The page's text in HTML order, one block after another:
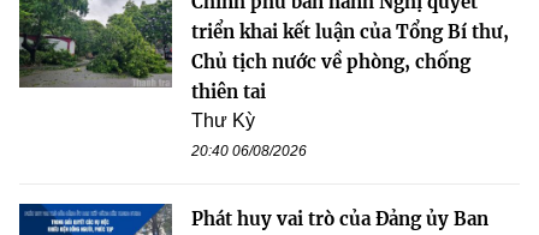
triển khai kết luận của Tổng Bí thư,
Chủ tịch nước về phòng, chống
thiên tai
Thư Kỳ
20:40 06/08/2026
Phát huy vai trò của Đảng ủy Ban